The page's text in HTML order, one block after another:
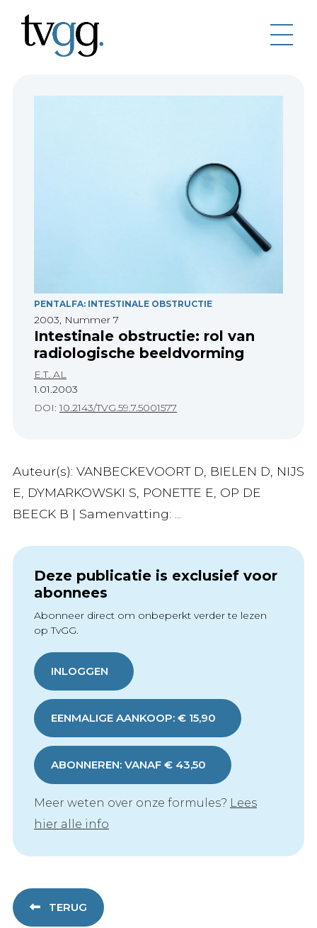
PENTALFA: INTESTINALE OBSTRUCTIE
2003, Nummer 7
Intestinale obstructie: rol van
radiologische beeldvorming
E.T. AL
1.01.2003
DOI:10.2143/TVG.59.7.5001577
Auteur(s): VANBECKEVOORT D, BIELEN D, NIJS
E, DYMARKOWSKI S, PONETTE E, OP DE
BEECK B | Samenvatting: ...
Deze publicatie is exclusief voor
abonnees
Abonneer direct om onbeperkt verder te lezen
op TvGG.
INLOGGEN
EENMALIGE AANKOOP: € 15,90
ABONNEREN: VANAF € 43,50
Meer weten over onze formules? Lees
hier alle info
TERUG